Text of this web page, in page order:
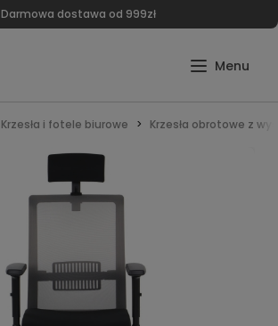
Darmowa dostawa od 999zł
Krzesła i fotele biurowe Krzesła obrotowe z